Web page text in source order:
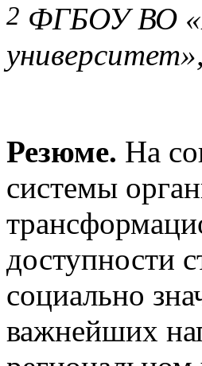
2 ФГБОУ ВО
Резюме. На
системы
доступности
социально
важнейших